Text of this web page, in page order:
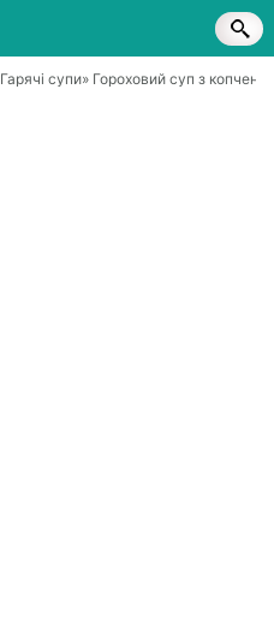
Гарячі супи» Гороховий суп з